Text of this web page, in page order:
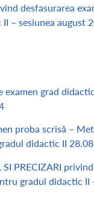
desfasurarea
– sesiunea august
examen grad
proba scrisă –
didactic II
PRECIZARI
gradul didactic II